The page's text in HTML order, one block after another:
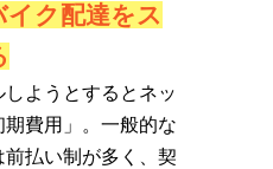
ク配達をス
ようとするとネッ
期費用」。一般的な
前払い制が多く、契